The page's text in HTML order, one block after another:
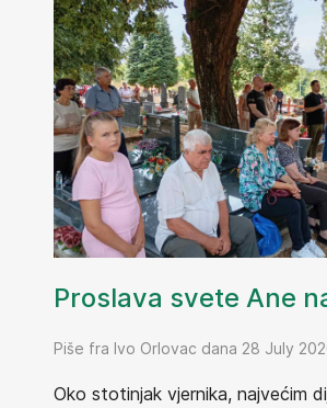
Proslava svete Ane
Piše fra Ivo Orlovac dana 28 July
Oko stotinjak vjernika, najvećim